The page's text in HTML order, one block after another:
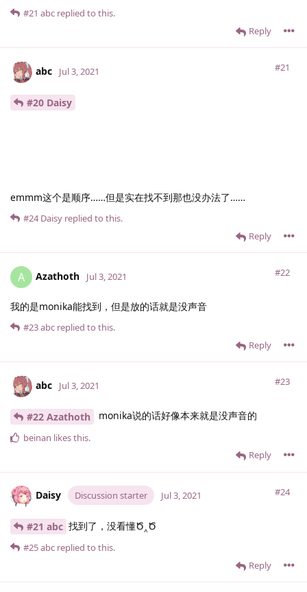
Reply
#21 abc replied to this.
abc #21
Jul 3, 2021
#20 Daisy
emmm这个是顺序……但是实在找不到那也没办法了……
Reply
#24 Daisy replied to this.
A Azathoth #22
Jul 3, 2021
我的是monika能找到，但是放的话就是没声音
Reply
#23abc replied to this.
abc #23
Jul 3, 2021
#22 Azathoth monika说的话好像本来就是没声音的
Reply
beinan likes this.
Daisy Discussion starter #24
Jul 3, 2021
#21 abc 找到了，没看懂Ծ‸Ծ
Reply
#25abc replied to this.